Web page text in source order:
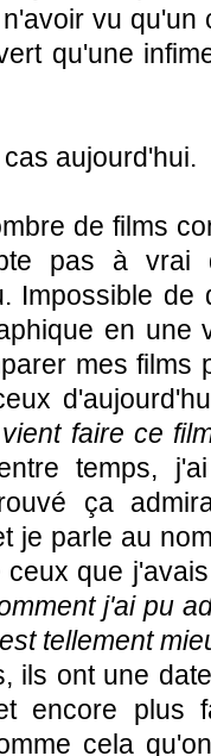
vu qu'un
qu'une
aujourd'hui.
de films
pas à vrai
Impossible de
en une
mes films
faire ce
temps,
ça
je parle au
que
j'ai pu
tellement
ils ont une
encore plus
cela